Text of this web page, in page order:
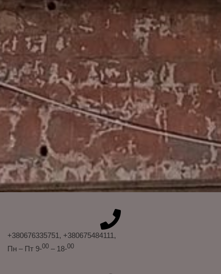
+380676335751 , +380675484111 ,
Пн – Пт 9-00 – 18-00